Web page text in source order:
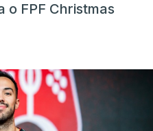
o FPF Christmas